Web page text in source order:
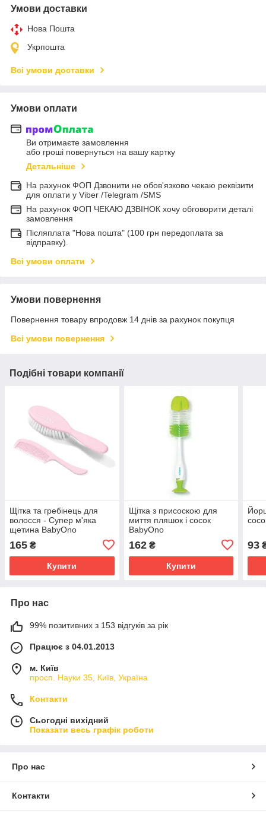
Умови доставки
Нова Пошта
Укрпошта
Всі умови доставки
Умови оплати
Ви отримаєте замовлення
або гроші повернуться на вашу картку
Детальніше
На рахунок ФОП Дзвонити не обов'язково чекаю реквізити
для оплати у Viber /Telegram /SMS
На рахунок ФОП ЧЕКАЮ ДЗВІНОК хочу обговорити деталі
замовлення
Післяплата "Нова пошта" (100 грн передоплата за
відправку).
Всі умови оплати
Умови повернення
Повернення товару впродовж 14 днів за рахунок покупця
Всі умови повернення
Подібні товари компанії
Щітка та гребінець для
волосся - Супер м'яка
щетина BabyOno
165 ₴
Купити
Щітка з присоскою для
миття пляшок і сосок
BabyOno
162₴
Купити
93
Про нас
99% позитивних з 153 відгуків за рік
Працює з 04.01.2013
м. Київ
просп. Науки 35, Київ, Україна
Контакти
Сьогодні вихідний
Показати весь графік роботи
Про нас
Контакти